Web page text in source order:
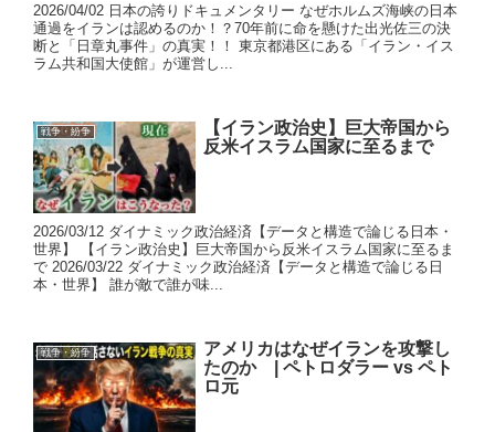
2026/04/02 日本の誇りドキュメンタリー なぜホルムズ海峡の日本
通過をイランは認めるのか！？70年前に命を懸けた出光佐三の決
断と「日章丸事件」の真実！！ 東京都港区にある「イラン・イス
ラム共和国大使館」が運営し...
戦争・紛争
【イラン政治史】巨大帝国から
反米イスラム国家に至るまで
2026/03/12 ダイナミック政治経済【データと構造で論じる日本・
世界】 【イラン政治史】巨大帝国から反米イスラム国家に至るま
で 2026/03/22 ダイナミック政治経済【データと構造で論じる日
本・世界】 誰が敵で誰が味...
戦争・紛争
アメリカはなぜイランを攻撃し
たのか | ペトロダラー vs ペト
ロ元